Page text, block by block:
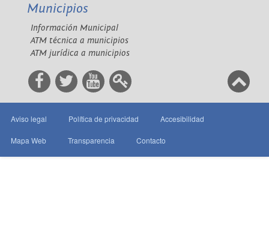
Municipios
Información Municipal
ATM técnica a municipios
ATM jurídica a municipios
Aviso legal Política de privacidad Accesibilidad
Mapa Web Transparencia Contacto